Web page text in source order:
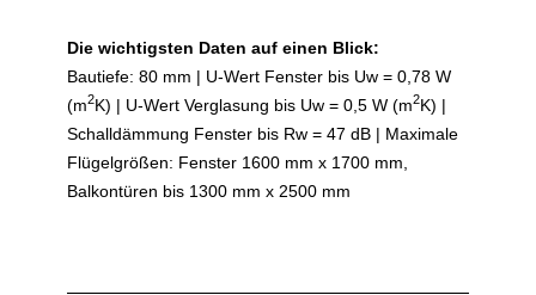
Die wichtigsten Daten auf einen Blick:
Bautiefe: 80 mm | U-Wert Fenster bis Uw = 0,78 W
(m2K) | U-Wert Verglasung bis Uw = 0,5 W (m2K) |
Schalldämmung Fenster bis Rw = 47 dB | Maximale
Flügelgrößen: Fenster 1600 mm x 1700 mm,
Balkontüren bis 1300 mm x 2500 mm